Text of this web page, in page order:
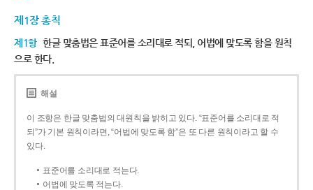
제1장 총칙
제1항 한글 맞춤법은 표준어를 소리대로 적되, 어법에 맞도록 함을 원칙
으로 한다.
해설
이 조항은 한글 맞춤법의 대원칙을 밝히고 있다. “표준어를 소리대로 적
되”가 기본 원칙이라면, “어법에 맞도록 함”은 또 다른 원칙이라고 할 수
있다.
표준어를 소리대로 적는다.
어법에 맞도록 적는다.